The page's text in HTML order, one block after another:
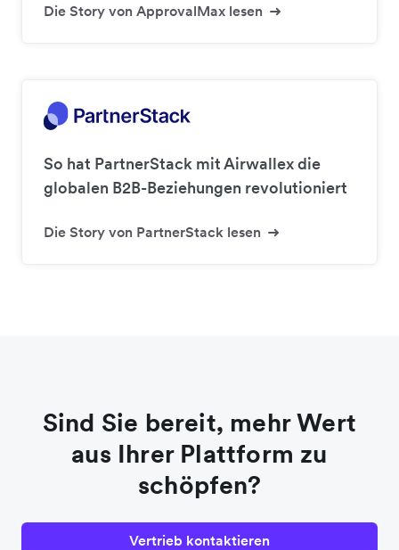
Die Story von ApprovalMax lesen
So hat PartnerStack mit Airwallex die
globalen B2B-Beziehungen revolutioniert
Die Story von PartnerStack lesen
Sind Sie bereit, mehr Wert
aus Ihrer Plattform zu
schöpfen?
Vertrieb kontaktieren